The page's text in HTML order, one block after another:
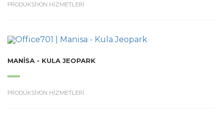
PRODÜKSİYON HİZMETLERİ
MANISA - KULA JEOPARK
PRODÜKSİYON HİZMETLERİ